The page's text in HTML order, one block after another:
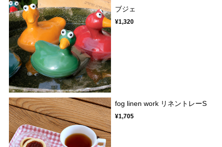
ブジェ
¥1,320
fog linen work リネントレーS
¥1,705